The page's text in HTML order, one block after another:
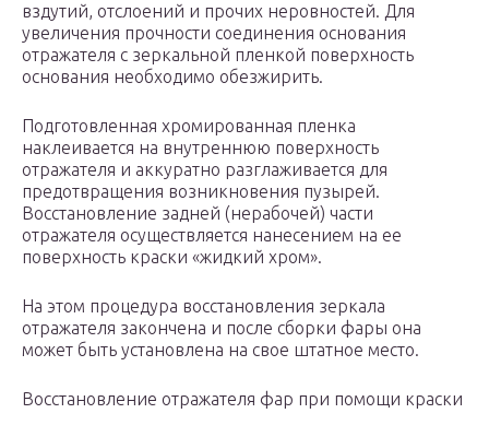
вздутий, отслоений и прочих неровностей. Для
увеличения прочности соединения основания
отражателя с зеркальной пленкой поверхность
основания необходимо обезжирить.
Подготовленная хромированная пленка
наклеивается на внутреннюю поверхность
отражателя и аккуратно разглаживается для
предотвращения возникновения пузырей.
Восстановление задней (нерабочей) части
отражателя осуществляется нанесением на ее
поверхность краски «жидкий хром».
На этом процедура восстановления зеркала
отражателя закончена и после сборки фары она
может быть установлена на свое штатное место.
Восстановление отражателя фар при помощи краски